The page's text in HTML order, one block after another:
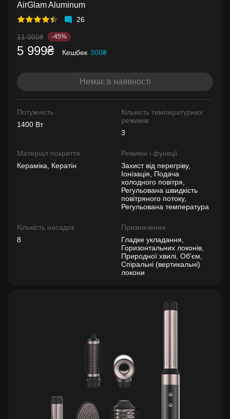
AirGlam Aluminum
26
11 000₴ -45%
5 999₴ Кешбек 300₴
Немає в наявності
Потужність
1400 Вт
Кількість температурних
режимів
3
Матеріал покриття
Кераміка, Кератін
Режими і функції
Захист від перегріву,
Іонізація, Подача
холодного повітря,
Регульована швидкість
повітряного потоку,
Регульована температура
Кількість насадок
8
Призначення
Гладке укладання,
Горизонтальних локонів,
Природної хвилі, Об'єм,
Спіральні (вертикальні)
локони